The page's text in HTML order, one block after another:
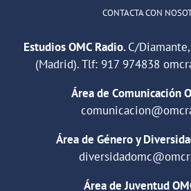
CONTACTA CON
Estudios OMC Radio.C/
(Madrid). Tlf: 917 974838
Área de Comunicación
Área de Género y
Área de Juventud